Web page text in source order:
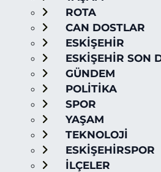
ROTA
CAN DOSTLAR
ESKİŞEHİR
ESKİŞEHİR SON
GÜNDEM
POLİTİKA
SPOR
YAŞAM
TEKNOLOJİ
ESKİŞEHİRSPOR
İLÇELER